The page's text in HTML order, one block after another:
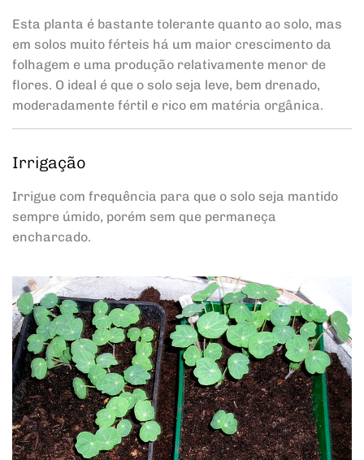
Esta planta é bastante tolerante quanto ao solo, mas
em solos muito férteis há um maior crescimento da
folhagem e uma produção relativamente menor de
flores. O ideal é que o solo seja leve, bem drenado,
moderadamente fértil e rico em matéria orgânica.
Irrigação
Irrigue com frequência para que o solo seja mantido
sempre úmido, porém sem que permaneça
encharcado.